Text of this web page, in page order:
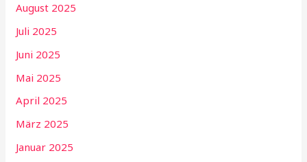
August 2025
Juli 2025
Juni 2025
Mai 2025
April 2025
März 2025
Januar 2025